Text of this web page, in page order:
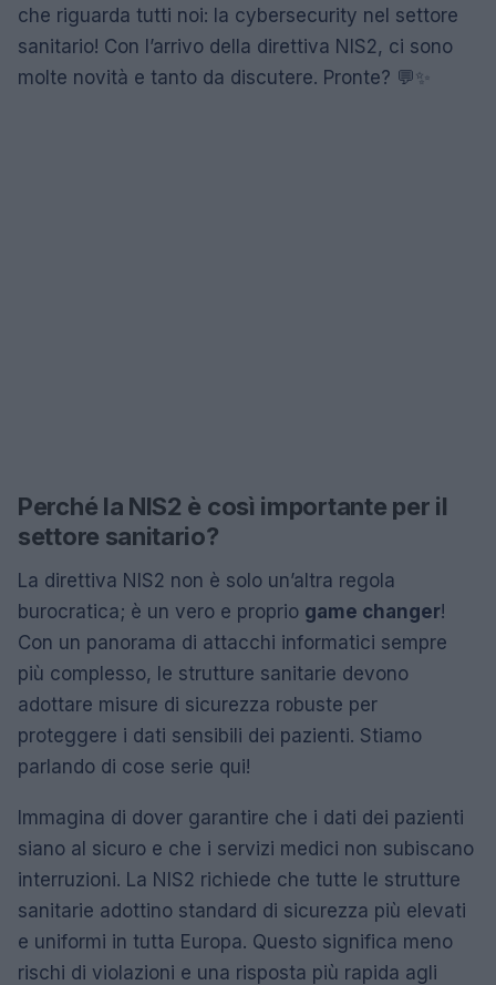
che riguarda tutti noi: la cybersecurity nel settore
sanitario! Con l’arrivo della direttiva NIS2, ci sono
molte novità e tanto da discutere. Pronte? 💬✨
Perché la NIS2 è così importante per il
settore sanitario?
La direttiva NIS2 non è solo un’altra regola
burocratica; è un vero e proprio game changer!
Con un panorama di attacchi informatici sempre
più complesso, le strutture sanitarie devono
adottare misure di sicurezza robuste per
proteggere i dati sensibili dei pazienti. Stiamo
parlando di cose serie qui!
Immagina di dover garantire che i dati dei pazienti
siano al sicuro e che i servizi medici non subiscano
interruzioni. La NIS2 richiede che tutte le strutture
sanitarie adottino standard di sicurezza più elevati
e uniformi in tutta Europa. Questo significa meno
rischi di violazioni e una risposta più rapida agli